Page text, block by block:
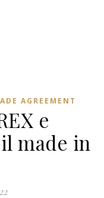
AGREEMENT
e
made in